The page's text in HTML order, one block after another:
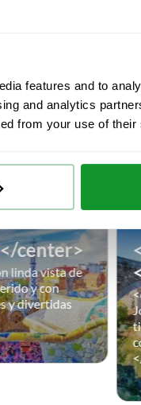
features and to
and analytics
from your use of
</center>
linda vista de
y con
y divertidas